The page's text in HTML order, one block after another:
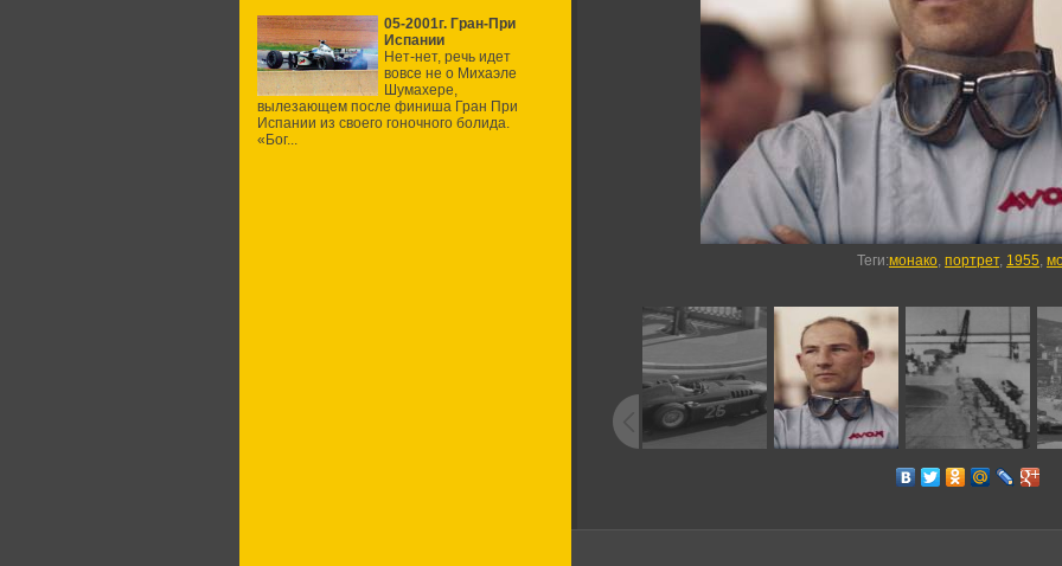
05-2001г. Гран-При
Испании
Нет-нет, речь идет
вовсе не о Михаэле
Шумахере,
вылезающем после финиша Гран При
Испании из своего гоночного болида.
«Бог...
Теги:монако, портрет, 1955,